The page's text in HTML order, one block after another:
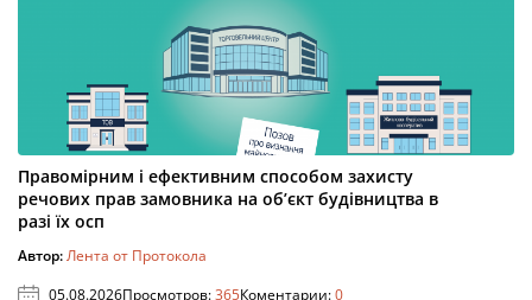
Правомірним і ефективним способом захисту
речових прав замовника на об’єкт будівництва в
разі їх осп
Автор:Лента от Протокола
05.08.2026Просмотров:365Коментарии:0